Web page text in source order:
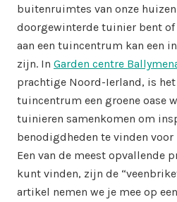
buitenruimtes van onze
doorgewinterde tuinier bent of
aan een tuincentrum kan een
zijn. In Garden centre
prachtige Noord-Ierland, is
tuincentrum een groene oase
tuinieren samenkomen om
benodigdheden te vinden
Een van de meest opvallende
kunt vinden, zijn de
artikel nemen we je mee op